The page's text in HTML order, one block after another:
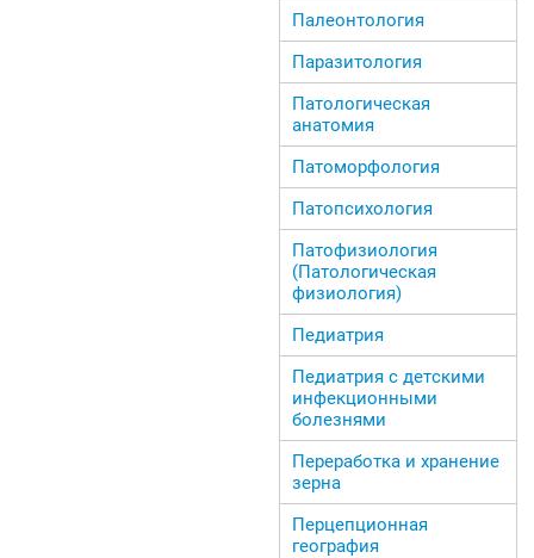
Палеонтология
Паразитология
Патологическая
анатомия
Патоморфология
Патопсихология
Патофизиология
(Патологическая
физиология)
Педиатрия
Педиатрия с детскими
инфекционными
болезнями
Переработка и хранение
зерна
Перцепционная
география